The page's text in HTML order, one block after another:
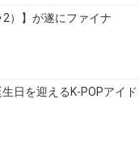
2）】が遂にファイナ
日を迎えるK-POPアイド